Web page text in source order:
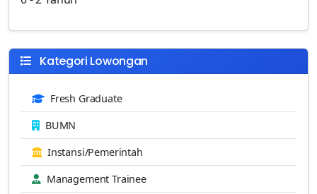
Kategori Lowongan
Fresh Graduate
BUMN
Instansi/Pemerintah
Management Trainee